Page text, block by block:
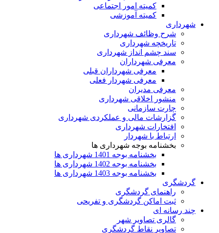
کمیته امور اجتماعی
کمیته آموزشی
شهرداری
شرح وظائف شهرداری
تاریخچه شهرداری
سند چشم انداز شهرداری
معرفی شهرداران
معرفی شهرداران قبلی
معرفی شهردار فعلی
معرفی مدیران
منشور اخلاقی شهرداری
چارت سازمانی
گزارشات مالی و عملکردی شهرداری
افتخارات شهرداری
ارتباط با شهردار
بخشنامه بوجه شهرداری ها
بخشنامه بوجه 1401 شهرداری ها
بخشنامه بوجه 1402 شهرداری ها
بخشنامه بوجه 1403 شهرداری ها
گردشگری
راهنمای گردشگری
ثبت اماکن گردشگری و تفریحی
چند رسانه ای
گالری تصاویر شهر
تصاویر نقاط گردشگری